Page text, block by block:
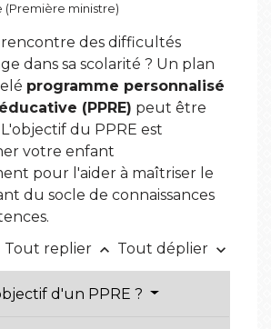
(Première ministre)
des difficultés
dans sa scolarité ? Un plan
programme personnalisé
(PPRE) peut être
du PPRE est
votre enfant
pour l'aider à maîtriser le
du socle de connaissances
Tout replier keyboard_arrow_up Tout déplier keyboard_arrow_down
d'un PPRE ?